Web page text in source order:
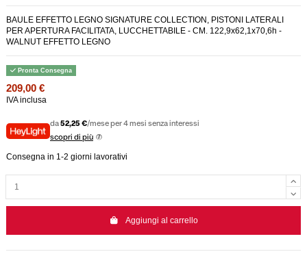
BAULE EFFETTO LEGNO SIGNATURE COLLECTION, PISTONI LATERALI
PER APERTURA FACILITATA, LUCCHETTABILE - CM. 122,9x62,1x70,6h -
WALNUT EFFETTO LEGNO
Pronta Consegna
209,00 €
IVA inclusa
da52,25 €/mese per 4 mesi senza interessi
scopri di più
Consegna in 1-2 giorni lavorativi
Aggiungi al carrello